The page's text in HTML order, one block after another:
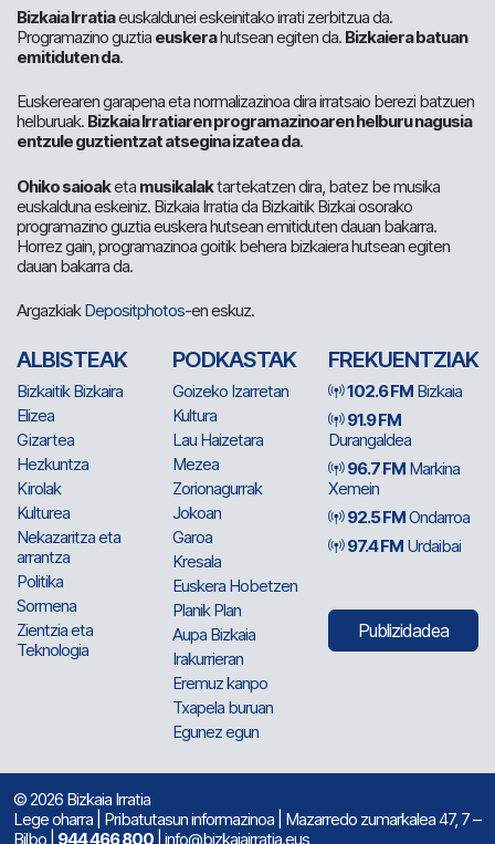
Bizkaia Irratiaeuskaldunei eskeinitako irrati zerbitzua da.
Programazino guztia euskerahutsean egiten da. Bizkaiera batuan
emitiduten da.
Euskerearen garapena eta normalizazinoa dira irratsaio berezi batzuen
helburuak. Bizkaia Irratiaren programazinoaren helburu nagusia
entzule guztientzat atsegina izatea da.
Ohiko saioaketa musikalaktartekatzen dira, batez be musika
euskalduna eskeiniz. Bizkaia Irratia da Bizkaitik Bizkai osorako
programazino guztia euskera hutsean emitiduten dauan bakarra.
Horrez gain, programazinoa goitik behera bizkaiera hutsean egiten
dauan bakarra da.
ArgazkiakDepositphotos-en eskuz.
ALBISTEAK
Bizkaitik Bizkaira
Elizea
Gizartea
Hezkuntza
Kirolak
Kulturea
Nekazaritza eta
arrantza
Politika
Sormena
Zientzia eta
Teknologia
PODKASTAK
Goizeko Izarretan
Kultura
Lau Haizetara
Mezea
Zorionagurrak
Jokoan
Garoa
Kresala
Euskera Hobetzen
Planik Plan
Aupa Bizkaia
Irakurrieran
Eremuz kanpo
Txapela buruan
Egunez egun
FREKUENTZIAK
102.6 FM Bizkaia
91.9 FM
Durangaldea
96.7 FM Markina
Xemein
92.5 FMOndarroa
97.4 FM Urdaibai
Publizidadea
© 2026 Bizkaia Irratia
Lege oharra Pribatutasun informazinoa | Mazarredo zumarkalea 47, 7 –
Bilbo | 944 466 800 | info@bizkaiairratia.eus